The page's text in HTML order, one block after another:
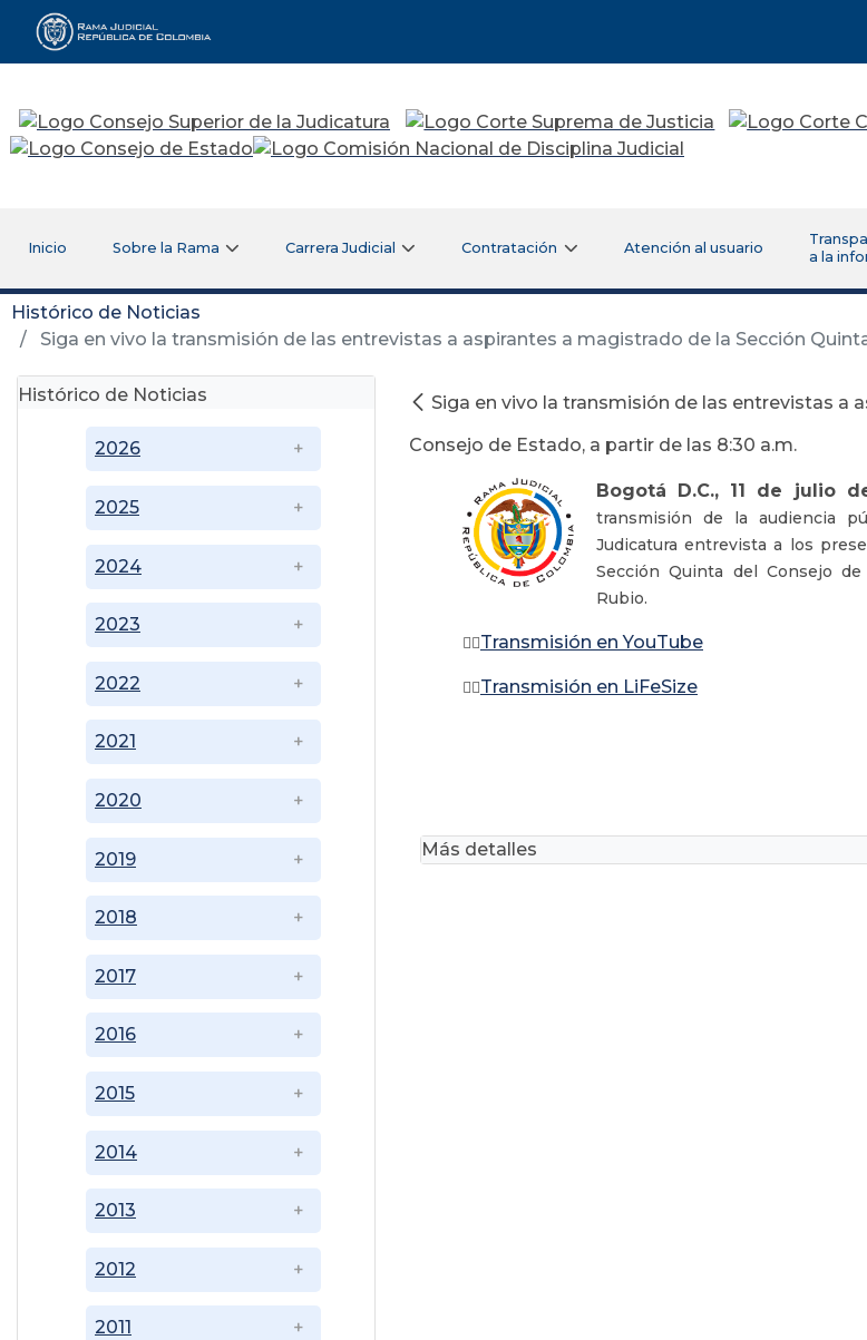
Rama Judicial
Inicio Sobre la Rama Carrera Judicial Contratación Atención al usuario
a la
Histórico de Noticias
Siga en vivo la transmisión de las entrevistas a aspirantes a magistrado de la Sección
Histórico de Noticias
2011
2012
2013
2014
2015
2016
2017
2018
2019
2020
2021
2022
2023
2024
2025
2026
Siga en vivo la transmisión de las entrevistas a
Consejo de Estado, a partir de las 8:30 a.m.
Bogotá D.C., 11 de julio
transmisión de la audiencia
Judicatura entrevista a los
Sección Quinta del Consejo
Rubio.
👉🏽Transmisión en YouTube
👉🏽Transmisión en LiFeSize
Más detalles